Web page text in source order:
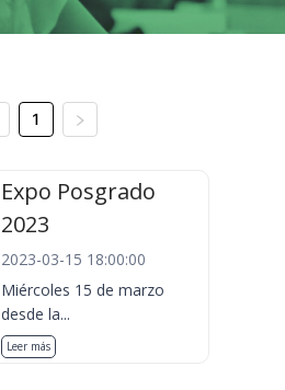
1
Expo Posgrado
2023
2023-03-15 18:00:00
Miércoles 15 de marzo
desde la...
Leer más